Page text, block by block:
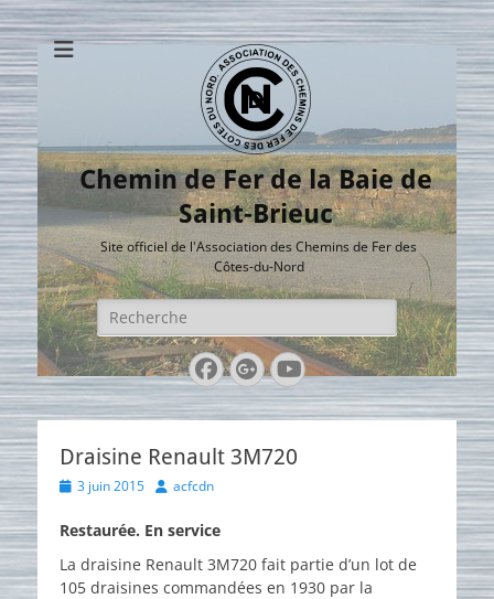
Chemin de Fer de la Baie de
Saint-Brieuc
Site officiel de l'Association des Chemins de Fer des
Côtes-du-Nord
Rechercher :
Facebook
Googleplus
YouTube
Draisine Renault 3M720
Posted3 juin 2015 Author
acfcdn
Restaurée. En service
La draisine Renault 3M720 fait partie d’un lot de
105 draisines commandées en 1930 par la